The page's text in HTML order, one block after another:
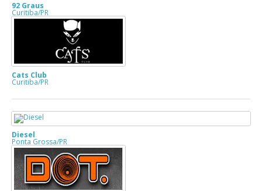
92 Graus
Curitiba/PR
Cats Club
Curitiba/PR
Diesel
Ponta Grossa/PR